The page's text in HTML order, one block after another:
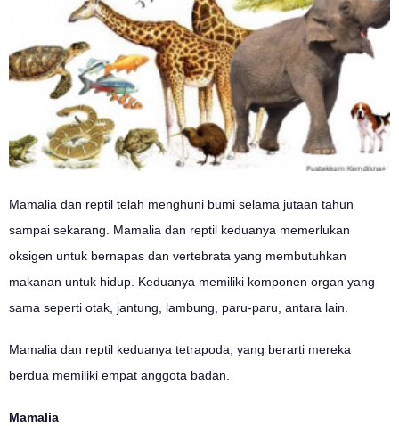
Mamalia dan reptil telah menghuni bumi selama jutaan tahun
sampai sekarang. Mamalia dan reptil keduanya memerlukan
oksigen untuk bernapas dan vertebrata yang membutuhkan
makanan untuk hidup. Keduanya memiliki komponen organ yang
sama seperti otak, jantung, lambung, paru-paru, antara lain.
Mamalia dan reptil keduanya tetrapoda, yang berarti mereka
berdua memiliki empat anggota badan.
Mamalia